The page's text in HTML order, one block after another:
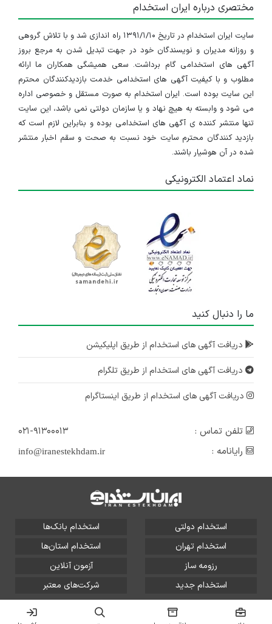
مختصری درباره ایران استخدام
سایت ایران استخدام در تاریخ ۱۳۹۱/۱/۱۰ راه اندازی شد و با تلاش گروهی
و روزانه مدیران و نویسندگان خود در جهت تبدیل شدن به مرجع بروز
آگهی های استخدامی گام برداشت. سعی همیشگی همکاران ما ارائه
مطلوب و با کیفیت آگهی های استخدامی خدمت بازدیدکنندگان محترم
این سایت بوده است. ایران استخدام به صورت مستقل و خصوصی اداره
می شود و وابسته به هیچ نهاد و یا سازمان دولتی نمی باشد، این سایت
تنها منتشر کننده ی آگهی های استخدامی بوده و بنابراین لازم است که
بازدید کنندگان محترم سایت خود نسبت به صحت و سقم اخبار منتشر
شده در آن هوشیار باشند.
نماد اعتماد الکترونیکی
ما را دنبال کنید
دریافت آگهی های استخدام از طریق اپلیکیشن
دریافت آگهی های استخدام از طریق تلگرام
دریافت آگهی های استخدام از طریق اینستاگرام
تلفن تماس :
۰۲۱-۹۱۳۰۰۰۱۳
رایانامه :
info@iranestekhdam.ir
استخدام دولتی
استخدام بانک‌ها
استخدام تهران
استخدام استان‌ها
رزومه ساز
آزمون آنلاین
استخدام جدید
شرکت‌های معتبر
تمامی حقوق این سایت برای آلتین سیستم محفوظ است و هر
گونه سوءاستفاده از آن پیگرد قانونی دارد.